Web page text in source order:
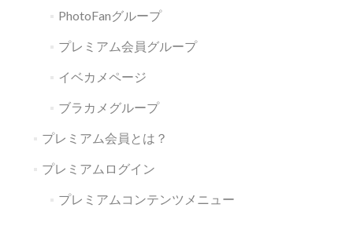
PhotoFanグループ
プレミアム会員グループ
イベカメページ
ブラカメグループ
プレミアム会員とは？
プレミアムログイン
プレミアムコンテンツメニュー